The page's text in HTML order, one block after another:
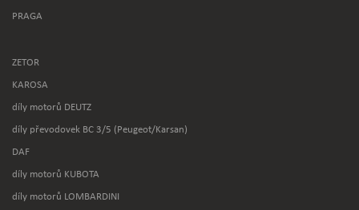
PRAGA
ZETOR
KAROSA
díly motorů DEUTZ
díly převodovek BC 3/5 (Peugeot/Karsan)
DAF
díly motorů KUBOTA
díly motorů LOMBARDINI